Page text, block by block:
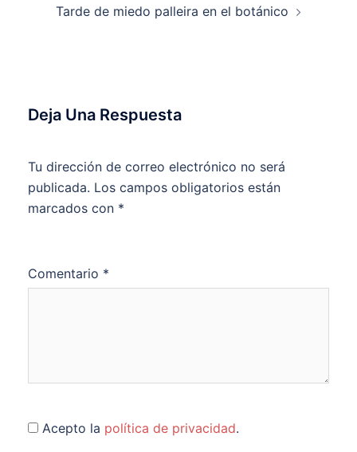
Tarde de miedo palleira en el botánico
Deja Una Respuesta
Tu dirección de correo electrónico no será
publicada. Los campos obligatorios están
marcados con *
Comentario *
Acepto la política de privacidad.